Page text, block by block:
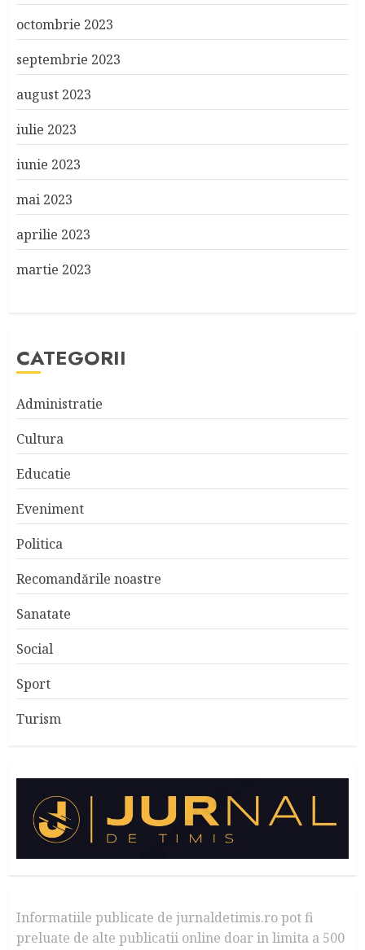
octombrie 2023
septembrie 2023
august 2023
iulie 2023
iunie 2023
mai 2023
aprilie 2023
martie 2023
CATEGORII
Administratie
Cultura
Educatie
Eveniment
Politica
Recomandările noastre
Sanatate
Social
Sport
Turism
Informatiile publicate de jurnaldetimis.ro pot fi
preluate de alte publicatii online doar in limita a 500